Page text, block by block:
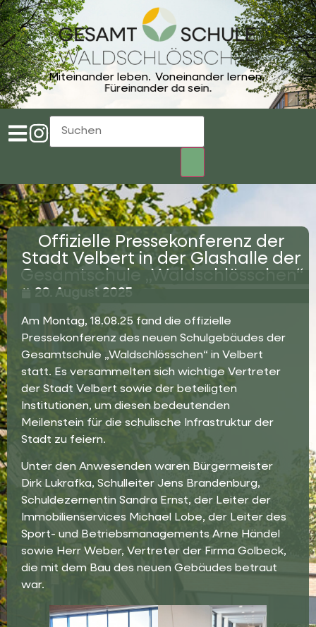
Miteinander leben. Voneinander lernen.
Füreinander da sein.
Offizielle Pressekonferenz der
Stadt Velbert in der Glashalle der
Gesamtschule „Waldschlösschen“
20. August 2025
Am Montag, 18.08.25 fand die offizielle
Pressekonferenz des neuen Schulgebäudes der
Gesamtschule „Waldschlösschen“ in Velbert
statt. Es versammelten sich wichtige Vertreter
der Stadt Velbert sowie der beteiligten
Institutionen, um diesen bedeutenden
Meilenstein für die schulische Infrastruktur der
Stadt zu feiern.
Unter den Anwesenden waren Bürgermeister
Dirk Lukrafka, Schulleiter Jens Brandenburg,
Schuldezernentin Sandra Ernst, der Leiter der
Immobilienservices Michael Lobe, der Leiter des
Sport- und Betriebsmanagements Arne Händel
sowie Herr Weber, Vertreter der Firma Golbeck,
die mit dem Bau des neuen Gebäudes betraut
war.